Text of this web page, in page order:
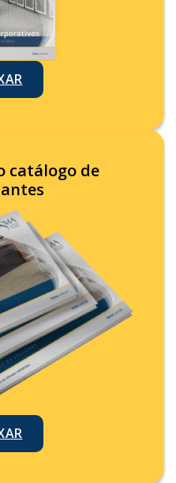
catálogo de